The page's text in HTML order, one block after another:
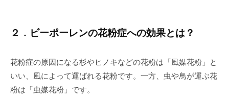
２．ビーポーレンの花粉症への効果とは？
花粉症の原因になる杉やヒノキなどの花粉は「風媒花粉」と
いい、風によって運ばれる花粉です。一方、虫や鳥が運ぶ花
粉は「虫媒花粉」です。